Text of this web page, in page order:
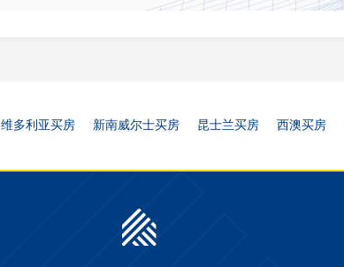
维多利亚买房 新南威尔士买房 昆士兰买房 西澳买房